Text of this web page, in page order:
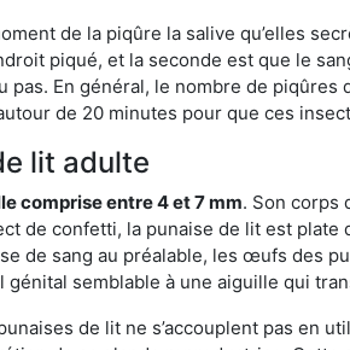
de la piqûre la salive qu’elles
piqué, et la seconde est que le
En général, le nombre de
de 20 minutes pour que ces
lit adulte
comprise entre 4 et 7 mm. Son corps
de confetti, la punaise de lit est
de sang au préalable, les œufs des
semblable à une aiguille qui
de lit ne s’accouplent pas en